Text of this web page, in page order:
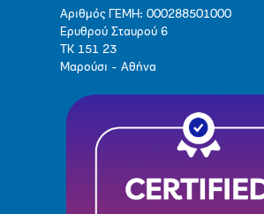
Αριθμός ΓΕΜΗ: 000288501000
Ερυθρού Σταυρού 6
ΤΚ 151 23
Μαρούσι - Αθήνα